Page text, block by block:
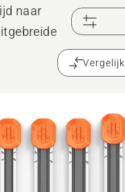
naar
Vergelijk